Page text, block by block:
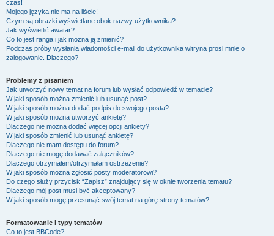
czas!
Mojego języka nie ma na liście!
Czym są obrazki wyświetlane obok nazwy użytkownika?
Jak wyświetlić awatar?
Co to jest ranga i jak można ją zmienić?
Podczas próby wysłania wiadomości e-mail do użytkownika witryna prosi mnie o
zalogowanie. Dlaczego?
Problemy z pisaniem
Jak utworzyć nowy temat na forum lub wysłać odpowiedź w temacie?
W jaki sposób można zmienić lub usunąć post?
W jaki sposób można dodać podpis do swojego posta?
W jaki sposób można utworzyć ankietę?
Dlaczego nie można dodać więcej opcji ankiety?
W jaki sposób zmienić lub usunąć ankietę?
Dlaczego nie mam dostępu do forum?
Dlaczego nie mogę dodawać załączników?
Dlaczego otrzymałem/otrzymałam ostrzeżenie?
W jaki sposób można zgłosić posty moderatorowi?
Do czego służy przycisk “Zapisz” znajdujący się w oknie tworzenia tematu?
Dlaczego mój post musi być akceptowany?
W jaki sposób mogę przesunąć swój temat na górę strony tematów?
Formatowanie i typy tematów
Co to jest BBCode?